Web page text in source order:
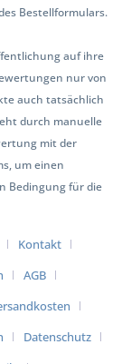
Bestellformulars.
auf ihre
nur von
auch tatsächlich
durch manuelle
mit der
um einen
Bedingung für die
Kontakt
AGB
Datenschutz